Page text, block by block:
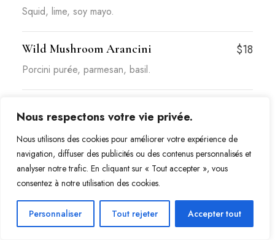
Nous respectons votre vie privée.
Nous utilisons des cookies pour améliorer votre expérience de
navigation, diffuser des publicités ou des contenus personnalisés et
analyser notre trafic. En cliquant sur « Tout accepter », vous
consentez à notre utilisation des cookies.
Personnaliser Tout rejeter Accepter tout
Squid, lime, soy mayo.
Wild Mushroom Arancini $18
Porcini purée, parmesan, basil.
Duck breasts, Carrot purée, silver beet.